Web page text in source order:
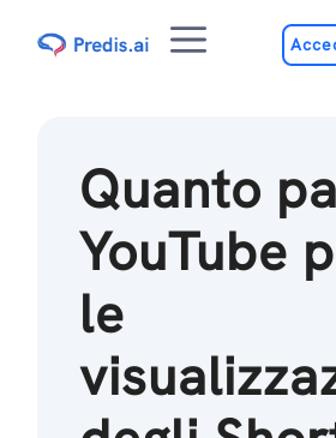
Menu
Quanto
YouTube
le